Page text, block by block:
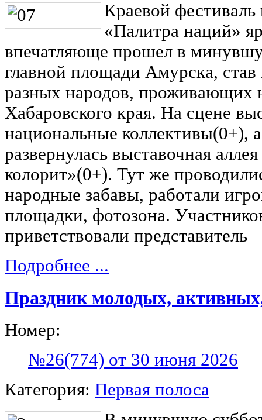
Краевой
«Палитра наций»
впечатляюще прошел в
главной площади Амурска,
разных народов, проживающих
Хабаровского края. На сцене
национальные коллективы(0+),
развернулась выставочная
колорит»(0+). Тут же
народные забавы, работали
площадки, фотозона.
приветствовали представитель
Подробнее ...
Праздник молодых,
Номер:
№26(774) от 30 июня 2026
Категория: Первая полоса